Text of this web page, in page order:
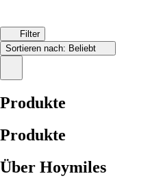
Filter
Sortieren nach: Beliebt
Produkte
Produkte
Über Hoymiles